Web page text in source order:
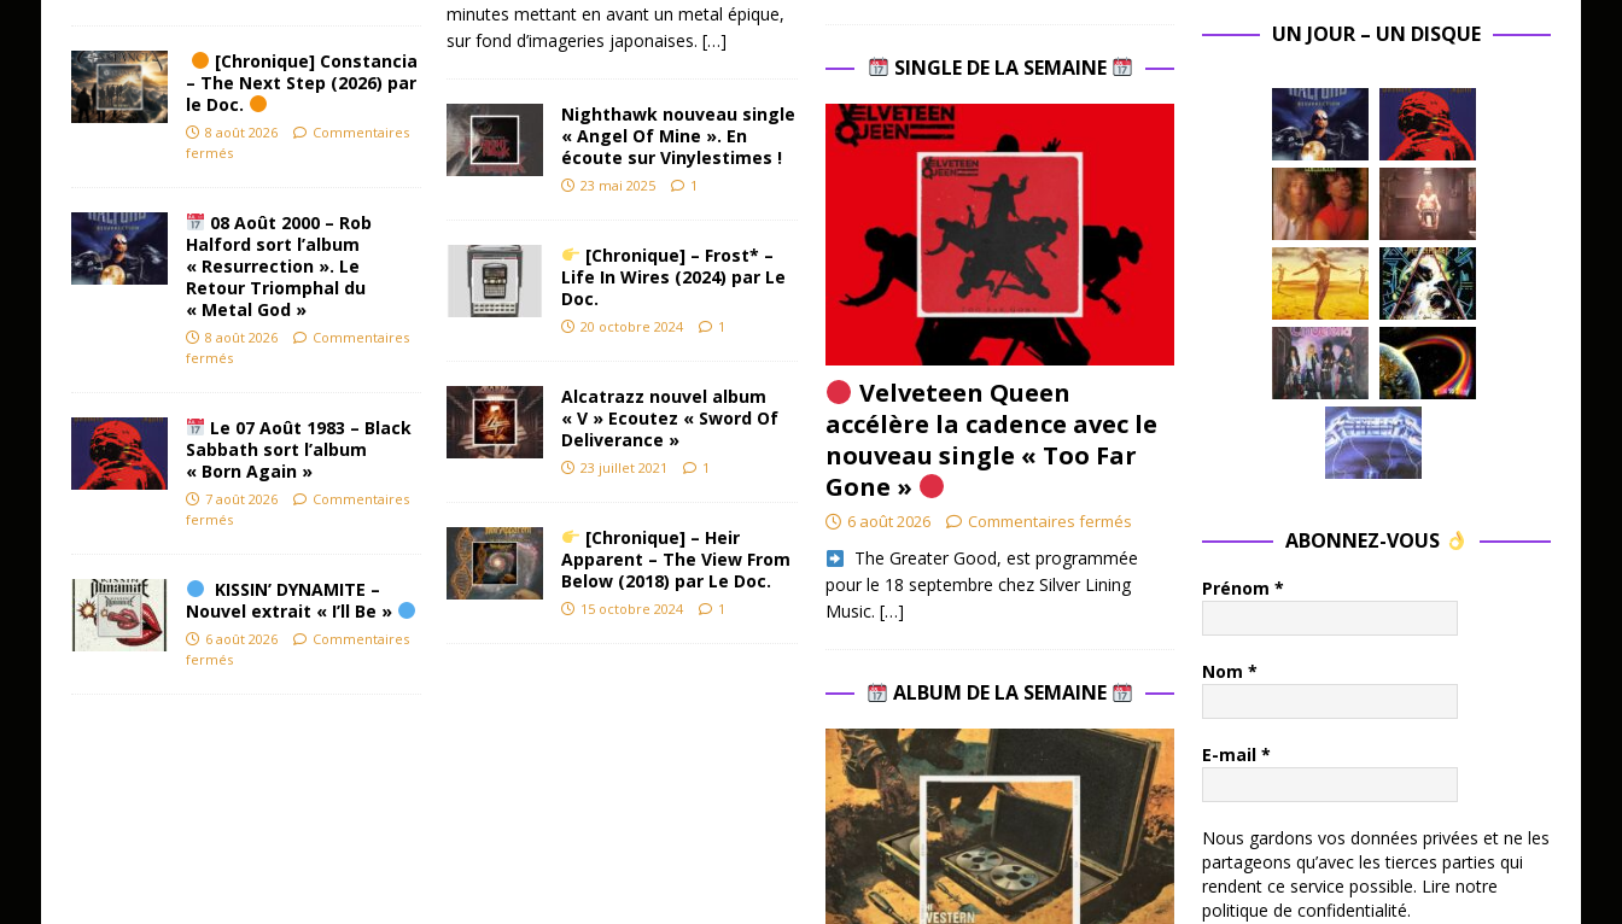
[Chronique] Constancia
– The Next Step (2026) par
le Doc.
8 août 2026
Commentaires
fermés
08 Août 2000 – Rob
Halford sort l’album
« Resurrection ». Le
Retour Triomphal du
« Metal God »
8 août 2026
Commentaires
fermés
Le 07 Août 1983 – Black
Sabbath sort l’album
« Born Again »
7 août 2026
Commentaires
fermés
KISSIN’ DYNAMITE –
Nouvel extrait « I’ll Be »
6 août 2026
Commentaires
fermés
minutes mettant en avant un metal épique,
sur fond d’imageries japonaises.[…]
Nighthawk nouveau single
« Angel Of Mine ». En
écoute sur Vinylestimes !
23 mai 2025 1
[Chronique] – Frost* –
Life In Wires (2024) par Le
Doc.
20 octobre 2024 1
Alcatrazz nouvel album
« V » Ecoutez « Sword Of
Deliverance »
23 juillet 2021 1
[Chronique] – Heir
Apparent – The View From
Below (2018) par Le Doc.
15 octobre 2024 1
SINGLE DE LA SEMAINE
Velveteen Queen
accélère la cadence avec le
nouveau single « Too Far
Gone »
6 août 2026 Commentaires fermés
​ The Greater Good, est programmée
pour le 18 septembre chez Silver Lining
Music. […]
ALBUM DE LA SEMAINE
UN JOUR – UN DISQUE
ABONNEZ-VOUS
Prénom *
Nom *
E-mail *
Nous gardons vos données privées et ne les
partageons qu’avec les tierces parties qui
rendent ce service possible. Lire notre
politique de confidentialité.